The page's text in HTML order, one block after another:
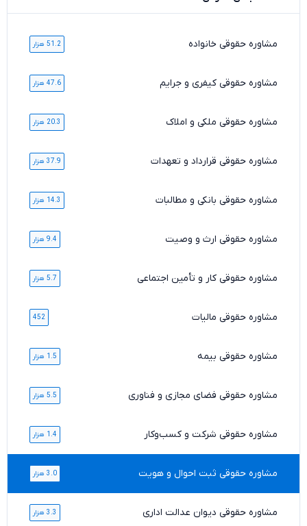
مشاوره حقوقی خانواده 51.2 هزار
مشاوره حقوقی کیفری و جرایم 47.6 هزار
مشاوره حقوقی ملکی و املاک 20.3 هزار
مشاوره حقوقی قرارداد و تعهدات 37.9 هزار
مشاوره حقوقی بانکی و مطالبات 14.3 هزار
مشاوره حقوقی ارث و وصیت 9.4 هزار
مشاوره حقوقی کار و تأمین اجتماعی 5.7 هزار
مشاوره حقوقی مالیات 452
مشاوره حقوقی بیمه 1.5 هزار
مشاوره حقوقی فضای مجازی و فناوری 5.5 هزار
مشاوره حقوقی شرکت و کسب‌وکار 1.4 هزار
مشاوره حقوقی ثبت احوال و هویت 3.0 هزار
مشاوره حقوقی دیوان عدالت اداری 3.3 هزار